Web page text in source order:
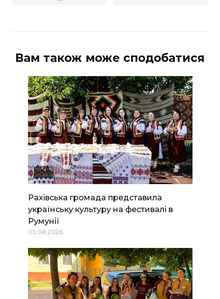
Вам також може сподобатися
Рахівська громада представила
українську культуру на фестивалі в
Румунії
05.08.2026